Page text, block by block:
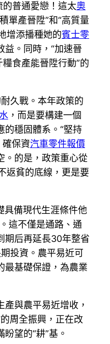
普通愛戀！這太奧
單產晉陞”和“高質量
增添播種她的賓士零
。同時，“加速晉
食產能晉陞行動”的
久戰。本年政策的
，而是要構建一個
的穩固體系。“堅持
確保資汽車零件報價
。的是，政策重心從
返貧的底線，更是要
具備現代生涯條件他
這不僅是通路、通
期后再延長30年整省
投資。農平易近可
最基礎保證，為農業
與農平易近增收，
周全振興，正在改
望的“耕”基。